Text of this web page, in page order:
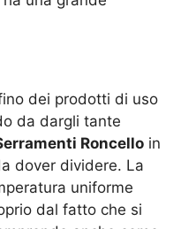
dei prodotti di uso
da dargli tante
Roncello in
dover dividere. La
uniforme
dal fatto che si